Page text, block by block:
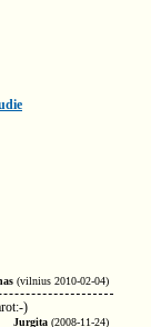
(vilnius 2010-02-04)
)
Jurgita (2008-11-24)